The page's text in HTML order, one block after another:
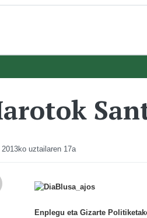
2013ko uztailaren 17a
Enplegu eta Gizarte